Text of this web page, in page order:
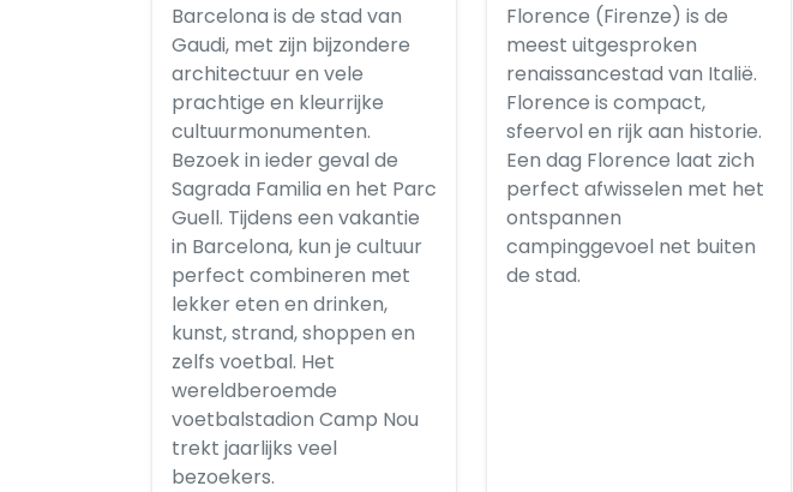
Barcelona is de stad van
Gaudi, met zijn bijzondere
architectuur en vele
prachtige en kleurrijke
cultuurmonumenten.
Bezoek in ieder geval de
Sagrada Familia en het Parc
Guell. Tijdens een vakantie
in Barcelona, kun je cultuur
perfect combineren met
lekker eten en drinken,
kunst, strand, shoppen en
zelfs voetbal. Het
wereldberoemde
voetbalstadion Camp Nou
trekt jaarlijks veel
bezoekers.
Florence (Firenze) is de
meest uitgesproken
renaissancestad van Italië.
Florence is compact,
sfeervol en rijk aan historie.
Een dag Florence laat zich
perfect afwisselen met het
ontspannen
campinggevoel net buiten
de stad.